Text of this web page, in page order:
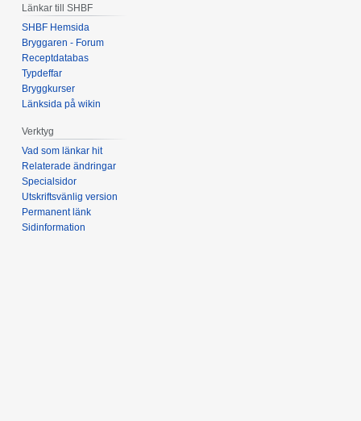
Länkar till SHBF
SHBF Hemsida
Bryggaren - Forum
Receptdatabas
Typdeffar
Bryggkurser
Länksida på wikin
Verktyg
Vad som länkar hit
Relaterade ändringar
Specialsidor
Utskriftsvänlig version
Permanent länk
Sidinformation